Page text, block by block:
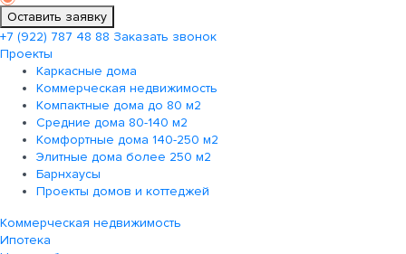
Оставить заявку
+7 (922) 787 48 88 Заказать звонок
Проекты
Каркасные дома
Коммерческая недвижимость
Компактные дома до 80 м2
Средние дома 80-140 м2
Комфортные дома 140-250 м2
Элитные дома более 250 м2
Барнхаусы
Проекты домов и коттеджей
Коммерческая недвижимость
Ипотека